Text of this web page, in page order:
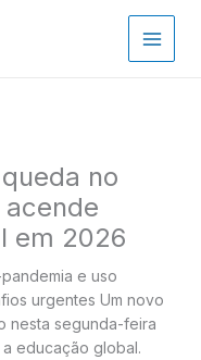
no
em 2026
e uso
urgentes Um novo
nesta segunda-feira
a educação global.